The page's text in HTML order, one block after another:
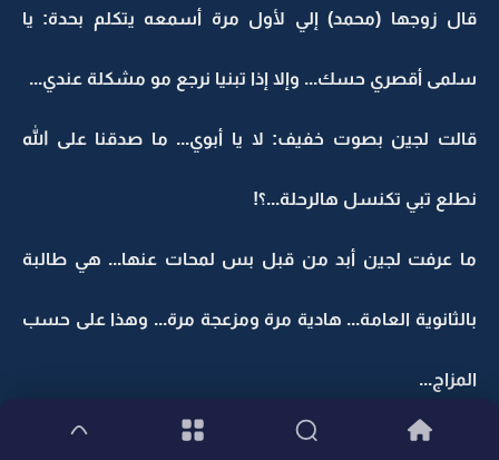
قال زوجها (محمد) إلي لأول مرة أسمعه يتكلم بحدة: يا
سلمى أقصري حسك... وإلا إذا تبنيا نرجع مو مشكلة عندي...
قالت لجين بصوت خفيف: لا يا أبوي... ما صدقنا على الله
نطلع تبي تكنسل هالرحلة...؟!
ما عرفت لجين أبد من قبل بس لمحات عنها... هي طالبة
بالثانوية العامة... هادية مرة ومزعجة مرة... وهذا على حسب
المزاج...
جانا طلال يقول: هاااا إلحين أكتملنا؟!... أووووه الخنساء بنت